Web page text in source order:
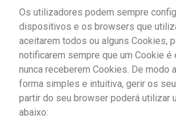
Os utilizadores podem sempre
dispositivos e os browsers que
aceitarem todos ou alguns Cookies,
notificarem sempre que um Cookie é
nunca receberem Cookies. De modo
forma simples e intuitiva, gerir os
partir do seu browser poderá utilizar
abaixo: